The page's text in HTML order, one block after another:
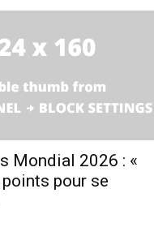
Mondial 2026 : «
pour se